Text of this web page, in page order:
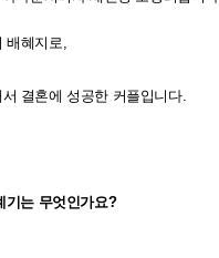
배혜지로
결혼에 성공한 커플입니다.
기는 무엇인가요?